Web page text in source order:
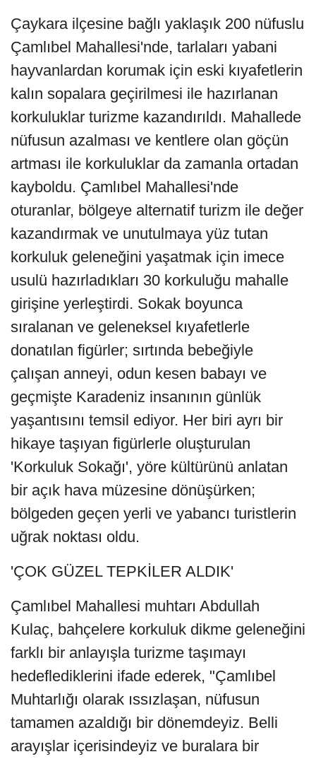
Çaykara ilçesine bağlı yaklaşık 200 nüfuslu
Çamlıbel Mahallesi'nde, tarlaları yabani
hayvanlardan korumak için eski kıyafetlerin
kalın sopalara geçirilmesi ile hazırlanan
korkuluklar turizme kazandırıldı. Mahallede
nüfusun azalması ve kentlere olan göçün
artması ile korkuluklar da zamanla ortadan
kayboldu. Çamlıbel Mahallesi'nde
oturanlar, bölgeye alternatif turizm ile değer
kazandırmak ve unutulmaya yüz tutan
korkuluk geleneğini yaşatmak için imece
usulü hazırladıkları 30 korkuluğu mahalle
girişine yerleştirdi. Sokak boyunca
sıralanan ve geleneksel kıyafetlerle
donatılan figürler; sırtında bebeğiyle
çalışan anneyi, odun kesen babayı ve
geçmişte Karadeniz insanının günlük
yaşantısını temsil ediyor. Her biri ayrı bir
hikaye taşıyan figürlerle oluşturulan
'Korkuluk Sokağı', yöre kültürünü anlatan
bir açık hava müzesine dönüşürken;
bölgeden geçen yerli ve yabancı turistlerin
uğrak noktası oldu.
'ÇOK GÜZEL TEPKİLER ALDIK'
Çamlıbel Mahallesi muhtarı Abdullah
Kulaç, bahçelere korkuluk dikme geleneğini
farklı bir anlayışla turizme taşımayı
hedeflediklerini ifade ederek, "Çamlıbel
Muhtarlığı olarak ıssızlaşan, nüfusun
tamamen azaldığı bir dönemdeyiz. Belli
arayışlar içerisindeyiz ve buralara bir